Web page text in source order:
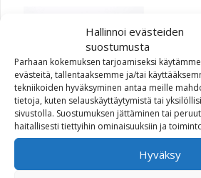
Hallinnoi evästeiden
suostumusta
Parhaan kokemuksen tarjoamiseksi
evästeitä, tallentaaksemme ja/tai
tekniikoiden hyväksyminen antaa meille
tietoja, kuten selauskäyttäytymistä tai
sivustolla. Suostumuksen jättäminen tai
haitallisesti tiettyihin ominaisuuksiin ja
Hyväksy
SW-Motech TraX EVO-
sisälaukku TraX musta